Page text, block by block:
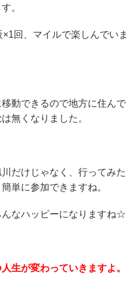
。
回、マイルで楽しんでいま
動できるので地方に住んで
無くなりました。
だけじゃなく、行ってみた
単に参加できますね。
なハッピーになりますね☆
生が変わっていきますよ。